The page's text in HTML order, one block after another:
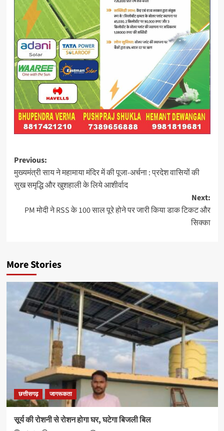
Post
navigation
Previous:
मुख्यमंत्री साय ने महामाया मंदिर में की पूजा-अर्चना : प्रदेश वासियों की
सुख समृद्धि और खुशहाली के लिये आशीर्वाद
Next:
PM मोदी ने RSS के 100 साल पूरे होने पर जारी किया डाक टिकट और
सिक्का
More Stories
छत्तीसगढ़ जागरूकता
सूर्य की रोशनी से रोशन होगा घर, घटेगा बिजली बिल